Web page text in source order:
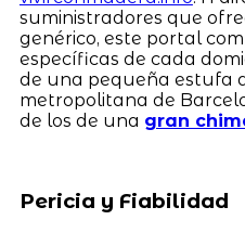
suministradores que
genérico, este portal
específicas de cada
de una pequeña estufa
metropolitana de
de los de una gran
Pericia y Fiabilidad